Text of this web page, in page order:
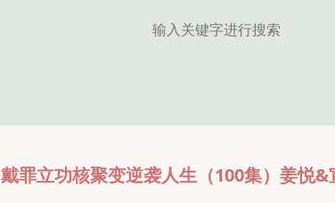
戴罪立功核聚变逆袭人生（100集）姜悦&